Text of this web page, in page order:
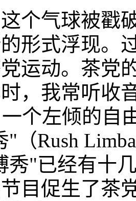
个气球被戳
形式浮现。
运动。茶党
，我常听收
个左倾的自
"（Rush
秀"已经有十
目促生了茶